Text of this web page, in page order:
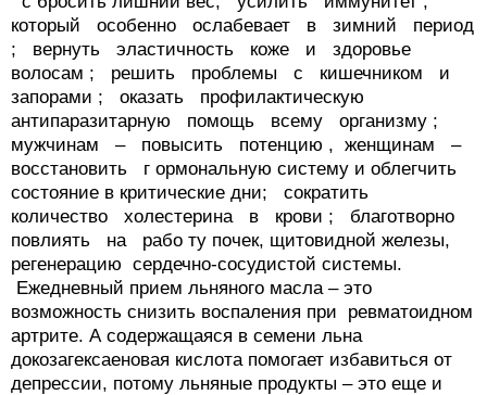
который особенно ослабевает в зимний период
; вернуть эластичность коже и здоровье
волосам ; решить проблемы с кишечником и
запорами ; оказать профилактическую
антипаразитарную помощь всему организму ;
мужчинам – повысить потенцию , женщинам –
восстановить г ормональную систему и облегчить
состояние в критические дни; сократить
количество холестерина в крови ; благотворно
повлиять на рабо ту почек, щитовидной железы,
регенерацию сердечно-сосудистой системы.
Ежедневный прием льняного масла – это
возможность снизить воспаления при ревматоидном
артрите. А содержащаяся в семени льна
докозагексаеновая кислота помогает избавиться от
депрессии, потому льняные продукты – это еще и